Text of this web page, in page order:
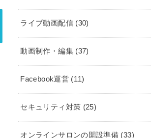
ライブ動画配信 (30)
動画制作・編集 (37)
Facebook運営 (11)
セキュリティ対策 (25)
オンラインサロンの開設準備 (33)